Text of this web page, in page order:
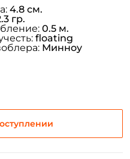
4.8 см.
гр.
0.5 м.
floating
Минноу